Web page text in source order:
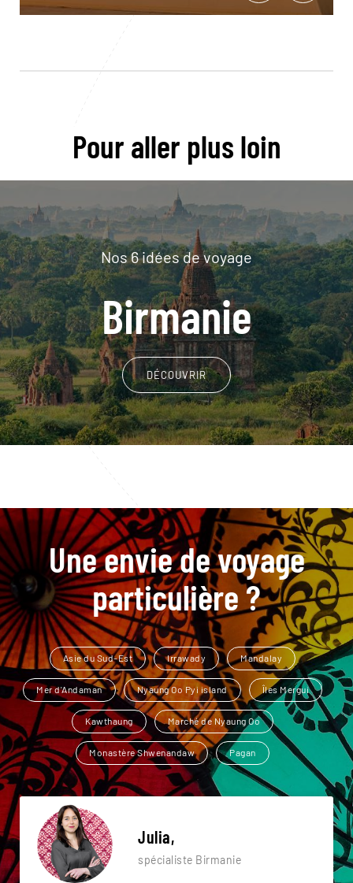
Pour aller plus loin
Nos 6 idées de voyage
Birmanie
DÉCOUVRIR
Une envie de voyage
particulière ?
Asie du Sud-Est Irrawady Mandalay
Mer d'Andaman Nyaung Oo Pyi island Îles Mergui
Kawthaung Marché de Nyaung Oo
Monastère Shwenandaw Pagan
Julia,
spécialiste Birmanie